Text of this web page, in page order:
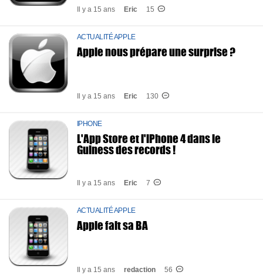
Il y a 15 ans Eric 15
ACTUALITÉ APPLE
Apple nous prépare une surprise ?
Il y a 15 ans Eric 130
IPHONE
L'App Store et l'iPhone 4 dans le
Guiness des records !
Il y a 15 ans Eric 7
ACTUALITÉ APPLE
Apple fait sa BA
Il y a 15 ans redaction 56